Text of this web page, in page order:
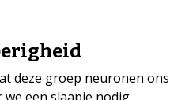
deze groep neuronen ons